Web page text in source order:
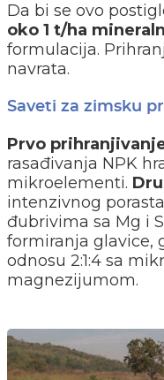
Da bi se ovo
oko 1 t/ha
formulacija.
navrata.
Saveti za zimsku
Prvo
rasađivanja NPK
mikroelementi.
intenzivnog
đubrivima sa Mg i
formiranja glavice,
odnosu 2:1:4 sa
magnezijumom.